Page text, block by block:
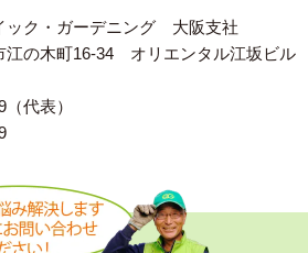
ク・ガーデニング 大阪支社
の木町16-34 オリエンタル江坂ビル
代表）